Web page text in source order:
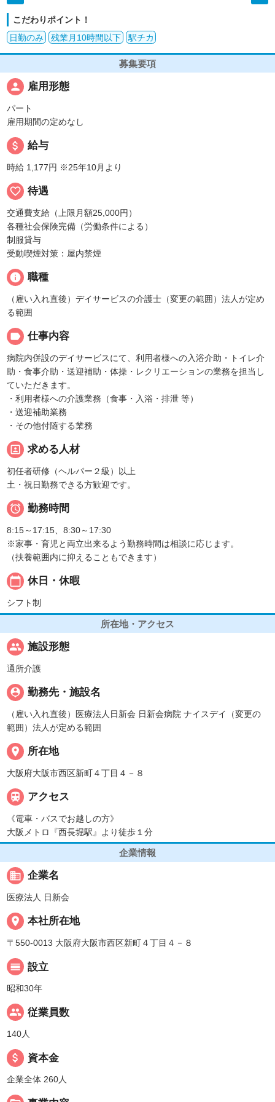
こだわりポイント！
日勤のみ
残業月10時間以下 駅チカ
募集要項
person 雇用形態
パート
雇用期間の定めなし
attach_money 給与
時給 1,177円 ※25年10月より
favorite_border 待遇
交通費支給（上限月額25,000円）
各種社会保険完備（労働条件による）
制服貸与
受動喫煙対策：屋内禁煙
info 職種
（雇い入れ直後）デイサービスの介護士（変更の範囲）法人が定め
る範囲
label 仕事内容
病院内併設のデイサービスにて、利用者様への入浴介助・トイレ介
助・食事介助・送迎補助・体操・レクリエーションの業務を担当し
ていただきます。
・利用者様への介護業務（食事・入浴・排泄 等）
・送迎補助業務
・その他付随する業務
portrait 求める人材
初任者研修（ヘルパー２級）以上
土・祝日勤務できる方歓迎です。
 勤務時間
8:15～17:15、8:30～17:30
※家事・育児と両立出来るよう勤務時間は相談に応じます。
（扶養範囲内に抑えることもできます）
calendar_today 休日・休暇
シフト制
所在地・アクセス
people 施設形態
通所介護
person_pin 勤務先・施設名
（雇い入れ直後）医療法人日新会 日新会病院 ナイスデイ（変更の
範囲）法人が定める範囲
place 所在地
大阪府大阪市西区新町４丁目４－８
 アクセス
《電車・バスでお越しの方》
大阪メトロ『西長堀駅』より徒歩１分
企業情報
business 企業名
医療法人 日新会
place 本社所在地
〒550-0013 大阪府大阪市西区新町４丁目４－８
calendar_view_day 設立
昭和30年
people 従業員数
140人
attach_money 資本金
企業全体 260人